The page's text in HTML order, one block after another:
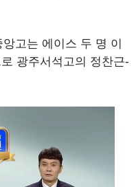
고는 에이스 두 명 이
광주서석고의 정찬근-